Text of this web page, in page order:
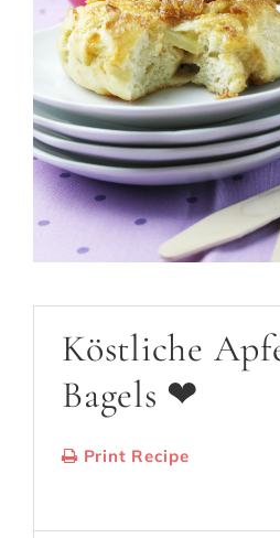
Köstliche
Bagels ❤
Print Recipe